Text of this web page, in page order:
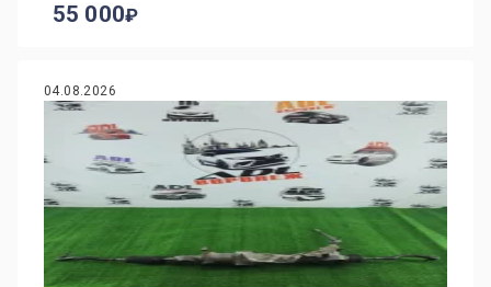
55 000
04.08.2026